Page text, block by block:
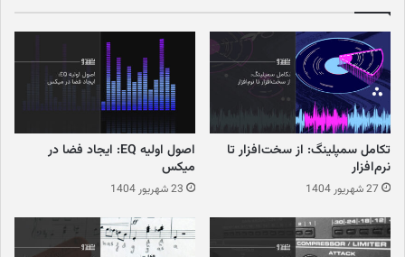
اگرچه هر دو نوع گیتار شباهت‌هایی دارند، اما تفاوت‌های ظاهری آن‌ها
نیز قابل توجه است:
تکامل سمپلینگ: از سخت‌افزار تا
نرم‌افزار
27 شهریور 1404
اصول اولیه EQ: ایجاد فضا در
میکس
23 شهریور 1404